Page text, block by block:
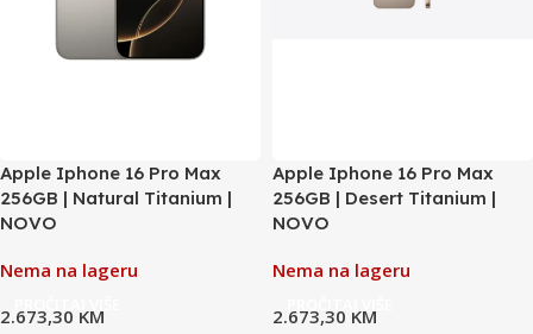
Apple Iphone 16 Pro Max
256GB | Natural Titanium |
NOVO
Nema na lageru
2.673,30 KM
Apple Iphone 16 Pro Max
256GB | Desert Titanium |
NOVO
Nema na lageru
2.673,30 KM